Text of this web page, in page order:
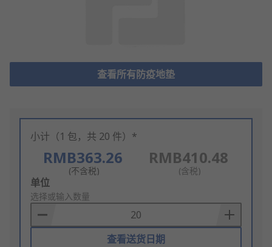
查看所有防疫地垫
小计（1 包，共 20 件）*
RMB363.26
(不含税)
RMB410.48
(含税)
Add
to
Basket
单位
选择或输入数量
查看送货日期